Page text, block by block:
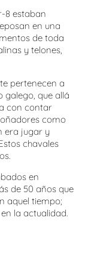
8 estaban
en una
de toda
y telones,
pertenecen a
galego, que allá
con contar
como
era jugar y
chavales
en
de 50 años que
aquel tiempo;
la actualidad.